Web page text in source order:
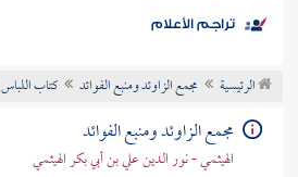
موضوعي
تراجم الأعلام
الرئيسية مجمع الزاوئد ومنبع الفوائد كتاب اللباس
مجمع الزاوئد ومنبع الفوائد
الهيثمي - نور الدين علي بن أبي بكر الهيثمي